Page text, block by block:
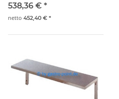
538,36 € *
netto 452,40 € *